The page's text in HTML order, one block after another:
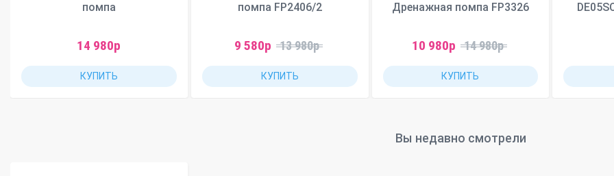
помпа
14 980р
КУПИТЬ
помпа FP2406/2
9 580р 13 980р
КУПИТЬ
Дренажная помпа FP3326
10 980р 14 980р
КУПИТЬ
Вы недавно смотрели